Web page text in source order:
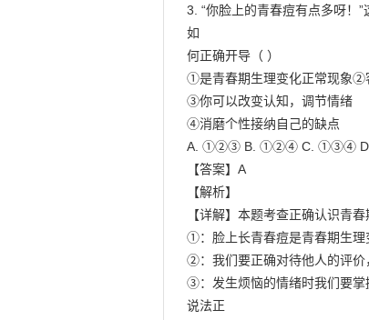
3. “你脸上的青春痘有点多呀！
如
何正确开导（ ）
①是青春期生理变化正常现象②
③你可以改变认知，调节情绪
④消磨个性接纳自己的缺点
A. ①②③ B. ①②④ C. ①③④
【答案】A
【解析】
【详解】本题考查正确认识青
①：脸上长青春痘是青春期生理
②：我们要正确对待他人的评价
③：发生烦恼的情绪时我们要
说法正